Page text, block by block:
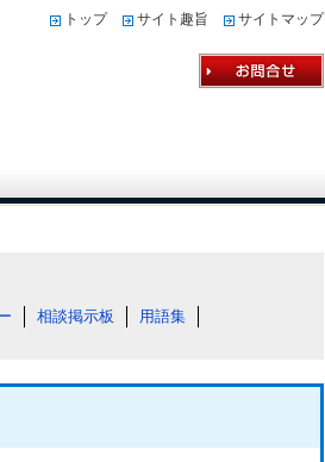
トップ サイト趣旨 サイトマップ
相談掲示板 用語集